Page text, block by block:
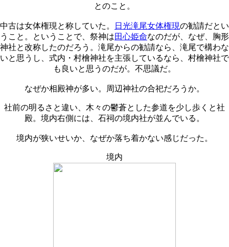
とのこと。
中古は女体権現と称していた。 日光滝尾女体権現の勧請だとい
うこと。ということで、祭神は田心姫命なのだが、なぜ、胸形
神社と改称したのだろう。滝尾からの勧請なら、滝尾で構わな
いと思うし、式内・村檜神社を主張しているなら、村檜神社で
も良いと思うのだが。不思議だ。
なぜか相殿神が多い。周辺神社の合祀だろうか。
社前の明るさと違い、木々の鬱蒼とした参道を少し歩くと社
殿。境内右側には、石祠の境内社が並んでいる。
境内が狭いせいか、なぜか落ち着かない感じだった。
境内